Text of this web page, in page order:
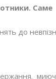
Саме
до